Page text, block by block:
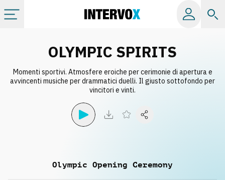
Album
Licenze
OLYMPIC SPIRITS
Momenti sportivi. Atmosfere eroiche per cerimonie di apertura e
avvincenti musiche per drammatici duelli. Il giusto sottofondo per
vincitori e vinti.
Olympic Opening Ceremony